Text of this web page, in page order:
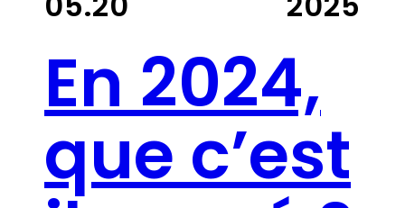
En 2024,
que c’est